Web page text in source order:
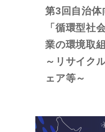
第3回自治体
「循環型社
業の環境取組
～リサイク
ェア等～